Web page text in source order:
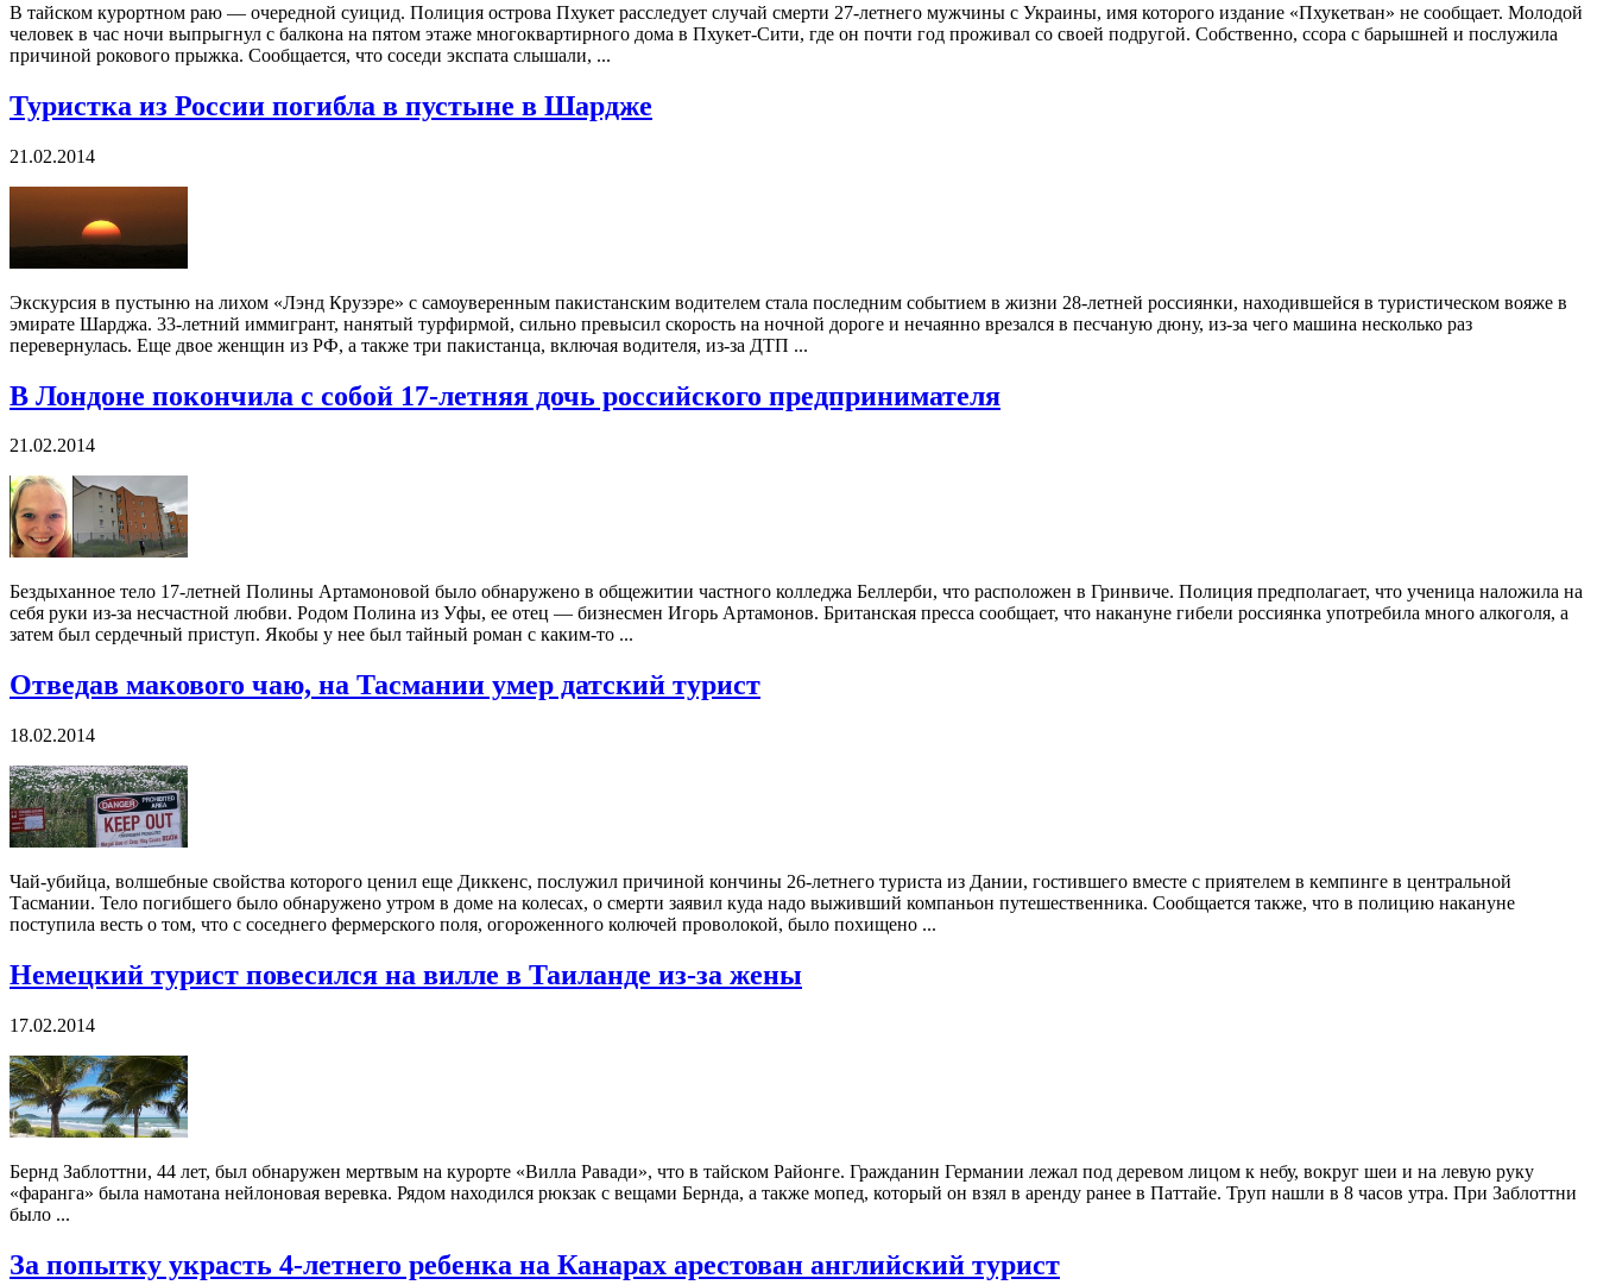
В тайском курортном раю — очередной суицид. Полиция острова Пхукет расследует случай смерти 27-летнего мужчины с Украины, имя которого издание «Пхукетван» не сообщает. Молодой
человек в час ночи выпрыгнул с балкона на пятом этаже многоквартирного дома в Пхукет-Сити, где он почти год проживал со своей подругой. Собственно, ссора с барышней и послужила
причиной рокового прыжка. Сообщается, что соседи экспата слышали, ...
Туристка из России погибла в пустыне в Шардже
21.02.2014
Экскурсия в пустыню на лихом «Лэнд Крузэре» с самоуверенным пакистанским водителем стала последним событием в жизни 28-летней россиянки, находившейся в туристическом вояже в
эмирате Шарджа. 33-летний иммигрант, нанятый турфирмой, сильно превысил скорость на ночной дороге и нечаянно врезался в песчаную дюну, из-за чего машина несколько раз
перевернулась. Еще двое женщин из РФ, а также три пакистанца, включая водителя, из-за ДТП ...
В Лондоне покончила с собой 17-летняя дочь российского предпринимателя
21.02.2014
Бездыханное тело 17-летней Полины Артамоновой было обнаружено в общежитии частного колледжа Беллерби, что расположен в Гринвиче. Полиция предполагает, что ученица наложила на
себя руки из-за несчастной любви. Родом Полина из Уфы, ее отец — бизнесмен Игорь Артамонов. Британская пресса сообщает, что накануне гибели россиянка употребила много алкоголя, а
затем был сердечный приступ. Якобы у нее был тайный роман с каким-то ...
Отведав макового чаю, на Тасмании умер датский турист
18.02.2014
Чай-убийца, волшебные свойства которого ценил еще Диккенс, послужил причиной кончины 26-летнего туриста из Дании, гостившего вместе с приятелем в кемпинге в центральной
Тасмании. Тело погибшего было обнаружено утром в доме на колесах, о смерти заявил куда надо выживший компаньон путешественника. Сообщается также, что в полицию накануне
поступила весть о том, что с соседнего фермерского поля, огороженного колючей проволокой, было похищено ...
Немецкий турист повесился на вилле в Таиланде из-за жены
17.02.2014
Бернд Заблоттни, 44 лет, был обнаружен мертвым на курорте «Вилла Равади», что в тайском Районге. Гражданин Германии лежал под деревом лицом к небу, вокруг шеи и на левую руку
«фаранга» была намотана нейлоновая веревка. Рядом находился рюкзак с вещами Бернда, а также мопед, который он взял в аренду ранее в Паттайе. Труп нашли в 8 часов утра. При Заблоттни
было ...
За попытку украсть 4-летнего ребенка на Канарах арестован английский турист